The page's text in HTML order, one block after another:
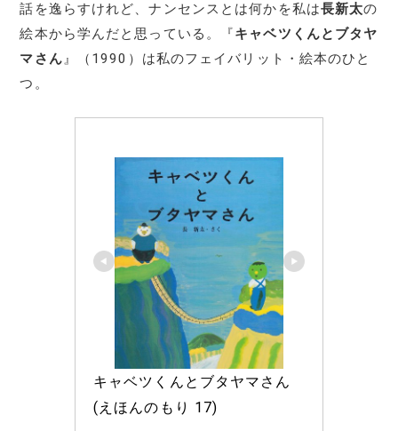
話を逸らすけれど、ナンセンスとは何かを私は長新太の
絵本から学んだと思っている。『キャベツくんとブタヤ
マさん 』（1990）は私のフェイバリット・絵本のひと
つ。
キャベツくんとブタヤマさん
(えほんのもり 17)